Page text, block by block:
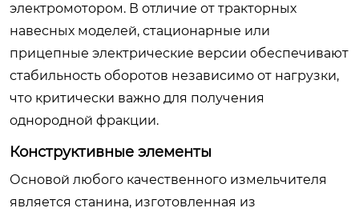
электромотором. В отличие от тракторных
навесных моделей, стационарные или
прицепные электрические версии обеспечивают
стабильность оборотов независимо от нагрузки,
что критически важно для получения
однородной фракции.
Конструктивные элементы
Основой любого качественного измельчителя
является станина, изготовленная из